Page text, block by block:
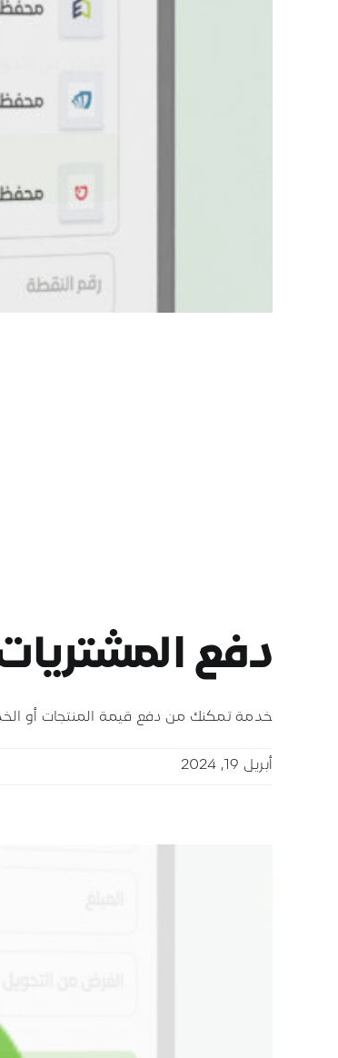
دفع
خدمة تمكنك من دفع قيمة المنتجات أو
أبريل 19, 2024